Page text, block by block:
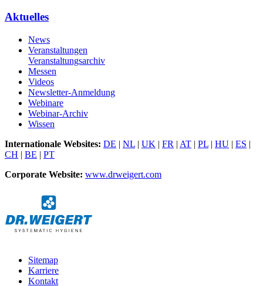
Aktuelles
News
Veranstaltungen
Veranstaltungsarchiv
Messen
Videos
Newsletter-Anmeldung
Webinare
Webinar-Archiv
Wissen
Internationale Websites: DE | NL | UK | FR | AT | PL | HU | ES |
CH | BE | PT
Corporate Website: www.drweigert.com
Sitemap
Karriere
Kontakt